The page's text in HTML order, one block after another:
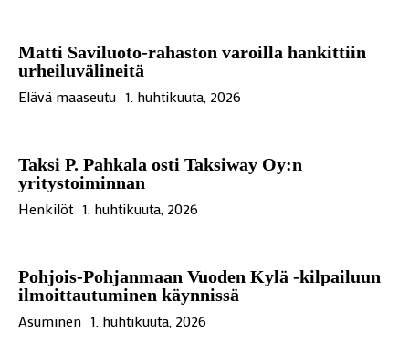
Matti Saviluoto-rahaston varoilla hankittiin
urheiluvälineitä
Elävä maaseutu 1. huhtikuuta, 2026
Taksi P. Pahkala osti Taksiway Oy:n
yritystoiminnan
Henkilöt 1. huhtikuuta, 2026
Pohjois-Pohjanmaan Vuoden Kylä -kilpailuun
ilmoittautuminen käynnissä
Asuminen 1. huhtikuuta, 2026